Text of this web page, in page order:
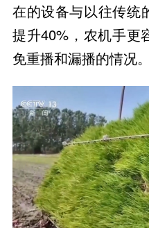
在的设备与以往传统
提升40%，农机手更
免重播和漏播的情况。